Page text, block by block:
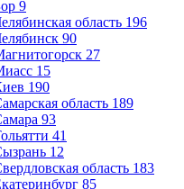
9
область 196
90
27
15
190
область 189
93
41
12
область 183
85